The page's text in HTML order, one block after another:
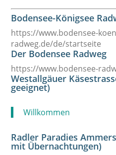
Bodensee-Königsee
https://www.bodensee-
radweg.de/de/startseite
Der Bodensee Radweg
https://www.bodensee-
Westallgäuer
geeignet)
Willkommen
Radler Paradies
mit Übernachtungen)